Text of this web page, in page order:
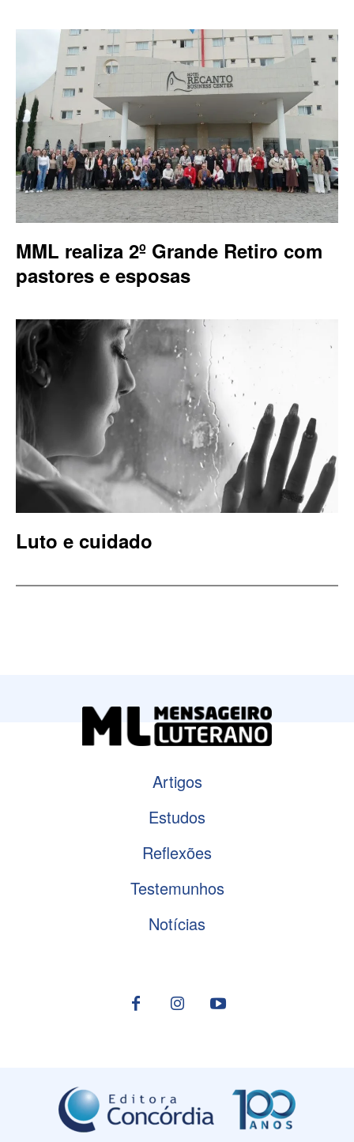
MML realiza 2º Grande Retiro com
pastores e esposas
Luto e cuidado
Artigos
Estudos
Reflexões
Testemunhos
Notícias